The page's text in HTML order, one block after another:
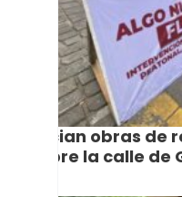
Inician obras
sobre la calle de